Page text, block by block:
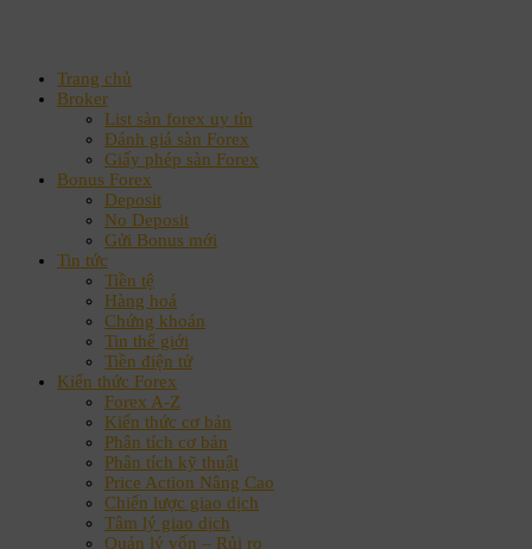
Trang chủ
Broker
List sàn forex uy tín
Đánh giá sàn Forex
Giấy phép sàn Forex
Bonus Forex
Deposit
No Deposit
Gửi Bonus mới
Tin tức
Tiền tệ
Hàng hoá
Chứng khoán
Tin thế giới
Tiền điện tử
Kiến thức Forex
Forex A-Z
Kiến thức cơ bản
Phân tích cơ bản
Phân tích kỹ thuật
Price Action Nâng Cao
Chiến lược giao dịch
Tâm lý giao dịch
Quản lý vốn – Rủi ro